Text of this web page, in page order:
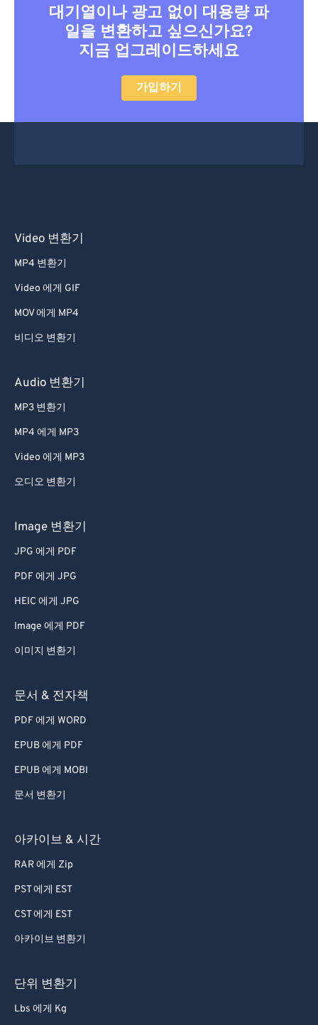
대기열이나 광고 없이 대용량 파
일을 변환하고 싶으신가요?
지금 업그레이드하세요
가입하기
Video 변환기
MP4 변환기
Video 에게 GIF
MOV 에게 MP4
비디오 변환기
Audio 변환기
MP3 변환기
MP4 에게 MP3
Video 에게 MP3
오디오 변환기
Image 변환기
JPG 에게 PDF
PDF 에게 JPG
HEIC 에게 JPG
Image 에게 PDF
이미지 변환기
문서 & 전자책
PDF 에게 WORD
EPUB 에게 PDF
EPUB 에게 MOBI
문서 변환기
아카이브 & 시간
RAR 에게 Zip
PST 에게 EST
CST 에게 EST
아카이브 변환기
단위 변환기
Lbs 에게 Kg